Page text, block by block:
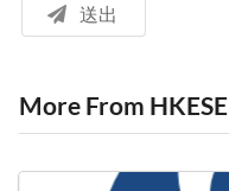
送出
More From HKESE